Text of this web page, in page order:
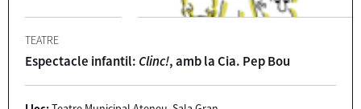
TEATRE
Espectacle infantil: Clinc!, amb la Cia. Pep Bou